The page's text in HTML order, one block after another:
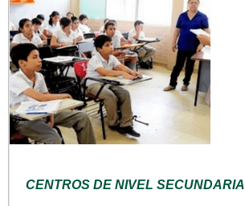
CENTROS DE NIVEL SECUNDARIA